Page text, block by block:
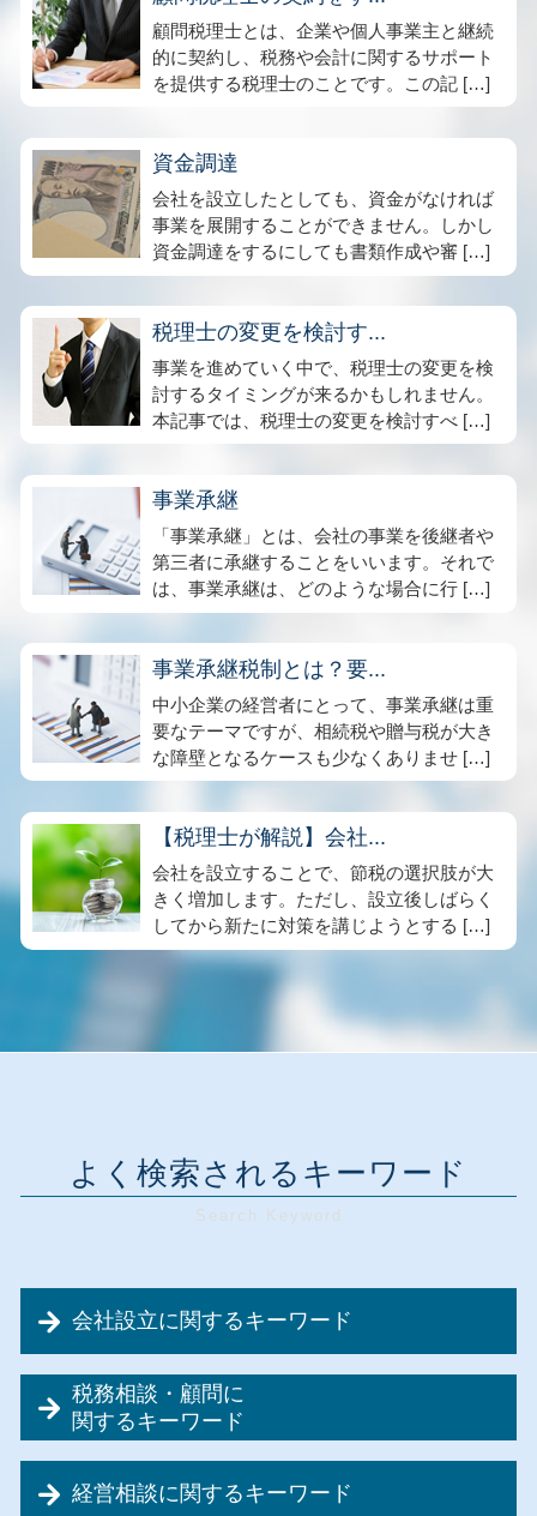
顧問税理士とは、企業や個人事業主と継続
的に契約し、税務や会計に関するサポート
を提供する税理士のことです。この記 […]
資金調達
会社を設立したとしても、資金がなければ
事業を展開することができません。しかし
資金調達をするにしても書類作成や審 […]
税理士の変更を検討す...
事業を進めていく中で、税理士の変更を検
討するタイミングが来るかもしれません。
本記事では、税理士の変更を検討すべ […]
事業承継
「事業承継」とは、会社の事業を後継者や
第三者に承継することをいいます。それで
は、事業承継は、どのような場合に行 […]
事業承継税制とは？要...
中小企業の経営者にとって、事業承継は重
要なテーマですが、相続税や贈与税が大き
な障壁となるケースも少なくありませ […]
【税理士が解説】会社...
会社を設立することで、節税の選択肢が大
きく増加します。ただし、設立後しばらく
してから新たに対策を講じようとする […]
よく検索されるキーワード
会社設立に関するキーワード
会社設立 税金
会社設立費用 経費
会社設立 必要書類
会社設立
税務相談・顧問に
関するキーワード
税理士事務所 税務顧問
経営相談に関するキーワード